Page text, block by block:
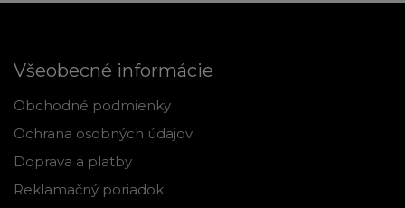
Všeobecné informácie
Obchodné podmienky
Ochrana osobných údajov
Doprava a platby
Reklamačný poriadok